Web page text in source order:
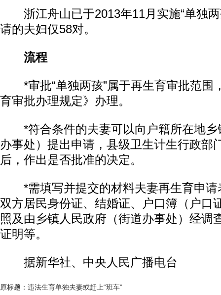
浙江舟山已于2013年11月实施“单独两
请的夫妇仅58对。
流程
*审批“单独两孩”属于再生育审批范围
育审批办理规定》办理。
*符合条件的夫妻可以向户籍所在地乡
办事处）提出申请，县级卫生计生行政部
后，作出是否批准的决定。
*需填写并提交的材料夫妻再生育申请
双方居民身份证、结婚证、户口簿（户口
照及由乡镇人民政府（街道办事处）经调
证明等。
据新华社、中央人民广播电台
原标题：违法生育单独夫妻或赶上“班车”